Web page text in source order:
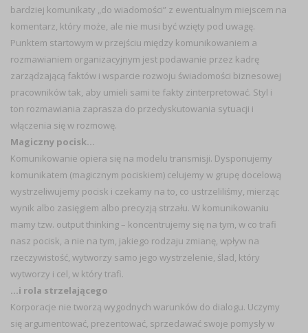
bardziej komunikaty „do wiadomości” z ewentualnym miejscem na
komentarz, który może, ale nie musi być wzięty pod uwagę.
Punktem startowym w przejściu między komunikowaniem a
rozmawianiem organizacyjnym jest podawanie przez kadrę
zarządzającą faktów i wsparcie rozwoju świadomości biznesowej
pracowników tak, aby umieli sami te fakty zinterpretować. Styl i
ton rozmawiania zaprasza do przedyskutowania sytuacji i
włączenia się w rozmowę.
Magiczny pocisk…
Komunikowanie opiera się na modelu transmisji. Dysponujemy
komunikatem (magicznym pociskiem) celujemy w grupę docelową
wystrzeliwujemy pocisk i czekamy na to, co ustrzeliliśmy, mierząc
wynik albo zasięgiem albo precyzją strzału. W komunikowaniu
mamy tzw. output thinking – koncentrujemy się na tym, w co trafi
nasz pocisk, a nie na tym, jakiego rodzaju zmianę, wpływ na
rzeczywistość, wytworzy samo jego wystrzelenie, ślad, który
wytworzy i cel, w który trafi.
…i rola strzelającego
Korporacje nie tworzą wygodnych warunków do dialogu. Uczymy
się argumentować, prezentować, sprzedawać swoje pomysły w